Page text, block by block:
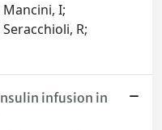
Mancini, I;
R;
infusion in